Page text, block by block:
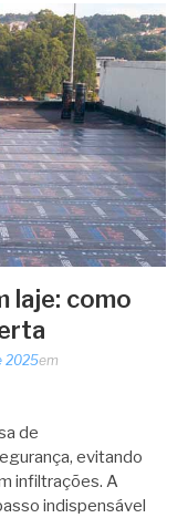
laje: como
2025em
de
evitando
infiltrações. A
indispensável